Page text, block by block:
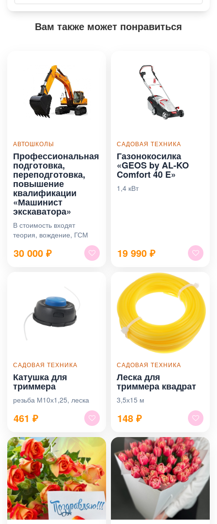
Вам также может понравиться
АВТОШКОЛЫ
Профессиональная
подготовка,
переподготовка,
повышение
квалификации
«Машинист
экскаватора»
В стоимость входят
теория, вождение, ГСМ
30 000 ₽
САДОВАЯ ТЕХНИКА
Газонокосилка
«GEOS by AL-KO
Comfort 40 E»
1,4 кВт
19 990 ₽
САДОВАЯ ТЕХНИКА
Катушка для
триммера
резьба М10х1,25, леска
461 ₽
САДОВАЯ ТЕХНИКА
Леска для
триммера квадрат
3,5х15 м
148 ₽